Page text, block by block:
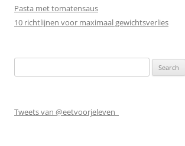
Pasta met tomatensaus
10 richtlijnen voor maximaal gewichtsverlies
for:
Tweets van @eetvoorjeleven_